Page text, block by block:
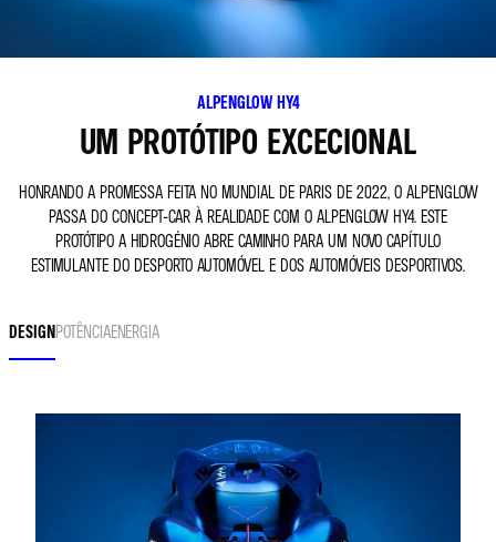
ALPENGLOW HY4
UM PROTÓTIPO EXCECIONAL
HONRANDO A PROMESSA FEITA NO MUNDIAL DE PARIS DE 2022, O ALPENGLOW
PASSA DO CONCEPT-CAR À REALIDADE COM O ALPENGLOW HY4. ESTE
PROTÓTIPO A HIDROGÉNIO ABRE CAMINHO PARA UM NOVO CAPÍTULO
ESTIMULANTE DO DESPORTO AUTOMÓVEL E DOS AUTOMÓVEIS DESPORTIVOS.
DESIGNPOTÊNCIAENERGIA